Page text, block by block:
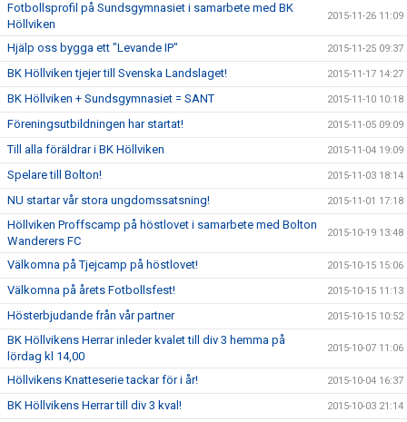
Fotbollsprofil på Sundsgymnasiet i samarbete med BK
Höllviken
2015-11-26 11:09
Hjälp oss bygga ett "Levande IP" 2015-11-25 09:37
BK Höllviken tjejer till Svenska Landslaget! 2015-11-17 14:27
BK Höllviken + Sundsgymnasiet = SANT 2015-11-10 10:18
Föreningsutbildningen har startat! 2015-11-05 09:09
Till alla föräldrar i BK Höllviken 2015-11-04 19:09
Spelare till Bolton! 2015-11-03 18:14
NU startar vår stora ungdomssatsning! 2015-11-01 17:18
Höllviken Proffscamp på höstlovet i samarbete med Bolton
Wanderers FC
2015-10-19 13:48
Välkomna på Tjejcamp på höstlovet! 2015-10-15 15:06
Välkomna på årets Fotbollsfest! 2015-10-15 11:13
Hösterbjudande från vår partner 2015-10-15 10:52
BK Höllvikens Herrar inleder kvalet till div 3 hemma på
lördag kl 14,00
2015-10-07 11:06
Höllvikens Knatteserie tackar för i år! 2015-10-04 16:37
BK Höllvikens Herrar till div 3 kval! 2015-10-03 21:14